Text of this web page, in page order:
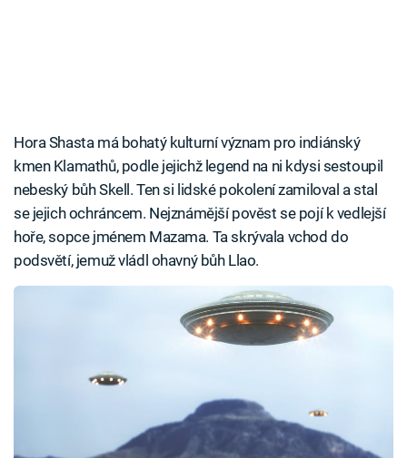
Hora Shasta má bohatý kulturní význam pro indiánský
kmen Klamathů, podle jejichž legend na ni kdysi sestoupil
nebeský bůh Skell. Ten si lidské pokolení zamiloval a stal
se jejich ochráncem. Nejznámější pověst se pojí k vedlejší
hoře, sopce jménem Mazama. Ta skrývala vchod do
podsvětí, jemuž vládl ohavný bůh Llao.